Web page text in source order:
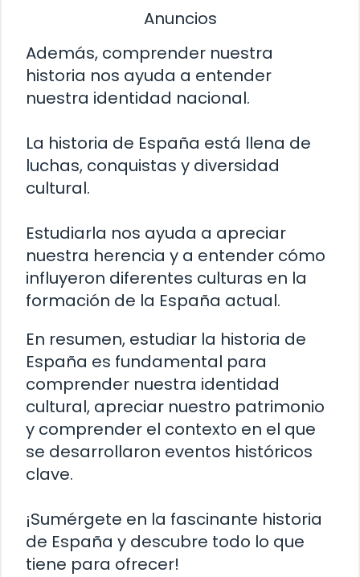
Anuncios
Además, comprender nuestra
historia nos ayuda a entender
nuestra identidad nacional.
La historia de España está llena de
luchas, conquistas y diversidad
cultural.
Estudiarla nos ayuda a apreciar
nuestra herencia y a entender cómo
influyeron diferentes culturas en la
formación de la España actual.
En resumen, estudiar la historia de
España es fundamental para
comprender nuestra identidad
cultural, apreciar nuestro patrimonio
y comprender el contexto en el que
se desarrollaron eventos históricos
clave.
¡Sumérgete en la fascinante historia
de España y descubre todo lo que
tiene para ofrecer!